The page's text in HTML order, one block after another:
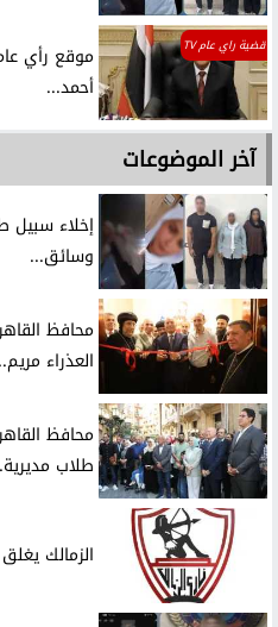
قضية راي عام TV
موقع رأي
أحمد...
آخر الموضوعات
إخلاء سبيل
وسائق...
محافظ
العذراء
محافظ
طلاب
الزمالك